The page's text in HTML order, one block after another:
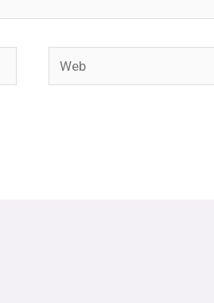
Web